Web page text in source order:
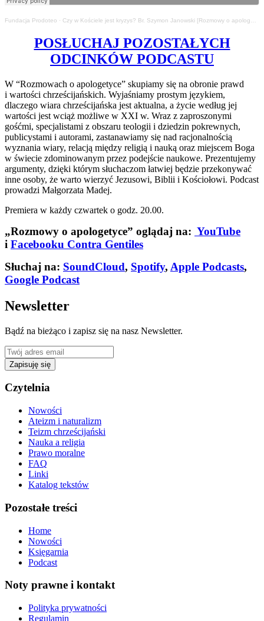
Fundacja Prodoteo · Czy w Kościele jest kryzys? Br. Szymon Janowski [Rozmowy o apologetyce #20]
POSŁUCHAJ POZOSTAŁYCH
ODCINKÓW PODCASTU
W “Rozmowach o apologetyce” skupiamy się na obronie prawd
i wartości chrześcijańskich. Wyjaśniamy prostym językiem,
dlaczego wiara chrześcijańska jest aktualna, a życie według jej
wartości jest wciąż możliwe w XXI w. Wraz z zaproszonymi
gośćmi, specjalistami z obszaru teologii i dziedzin pokrewnych,
publicystami i autorami, zastanawiamy się nad racjonalnością
wyznania wiary, relacją między religią i nauką oraz miejscem Boga
w świecie zdominowanym przez podejście naukowe. Prezentujemy
argumenty, dzięki którym słuchaczom łatwiej będzie przekonywać
inne osoby, że warto wierzyć Jezusowi, Biblii i Kościołowi. Podcast
prowadzi Małgorzata Madej.
Premiera w każdy czwartek o godz. 20.00.
„Rozmowy o apologetyce” oglądaj na: YouTube
i Facebooku Contra Gentiles
Słuchaj na: SoundCloud, Spotify, Apple Podcasts,
Google Podcast
Newsletter
Bądź na bieżąco i zapisz się na nasz Newsletter.
Zapisuję się
Czytelnia
Nowości
Ateizm i naturalizm
Teizm chrześcijański
Nauka a religia
Prawo moralne
FAQ
Linki
Katalog tekstów
Pozostałe treści
Home
Nowości
Księgarnia
Podcast
Noty prawne i kontakt
Polityka prywatności
Regulamin